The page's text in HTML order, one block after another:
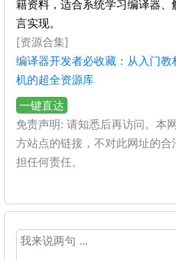
籍资料，适合系统学习编译器
言实现。
[资源合集]
编译器开发者必收藏：从入门
机的超全资源库
一键直达
免责声明: 请知悉后再访问。本
方站点的链接，不对此网址的
担任何责任。